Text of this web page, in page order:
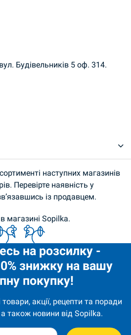
Будівельників 5 оф. 314.
наступних магазинів
Перевірте наявність у
із продавцем.
магазині Sopilka.
на розсилку -
знижку на вашу
покупку!
акції, рецепти та поради
також новини від Sopilka.